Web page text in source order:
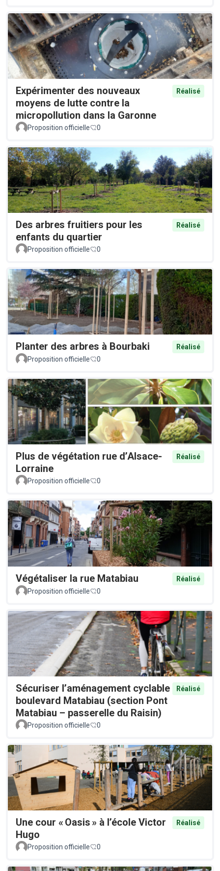
Expérimenter des nouveaux
moyens de lutte contre la
micropollution dans la Garonne
Réalisé
Proposition officielle 0
Des arbres fruitiers pour les
enfants du quartier
Réalisé
Proposition officielle 0
Planter des arbres à Bourbaki
Réalisé
Proposition officielle
0
Plus de végétation rue d’Alsace-
Lorraine
Réalisé
Proposition officielle 0
Végétaliser la rue Matabiau
Réalisé
Proposition officielle
0
Sécuriser l’aménagement cyclable
boulevard Matabiau (section Pont
Matabiau – passerelle du Raisin)
Réalisé
Proposition officielle 0
Une cour « Oasis » à l’école Victor
Hugo
Réalisé
Proposition officielle 0